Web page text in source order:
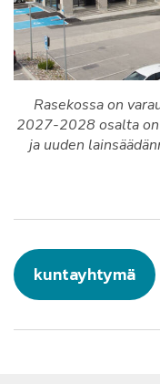
Rasekossa on
2027-2028 osalta
ja uuden
kuntayhtymä